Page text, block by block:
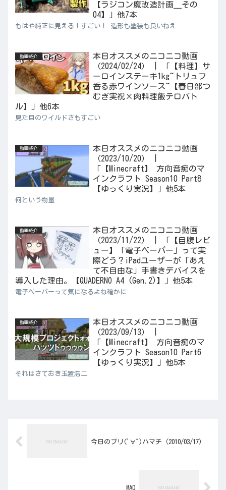
【ラジコン魔改造計画＿その
04】」他7本
もはや純正に見える！すごい！ 造形も塗装も良いねえ
動画紹介
本日オススメのニコニコ動画
（2024/02/24） | 「【料理】サ
ーロインステーキ1kg~トリュフ
香る赤ワインソース~【春日部つ
むぎ実祝×肉料理飯テロバト
ル】」他6本
見た目のワイルドさもすごい
動画紹介
本日オススメのニコニコ動画
（2023/10/20） |
「【Minecraft】 方向音痴のマ
インクラフト Season10 Part8
【ゆっくり実況】」他5本
何という物量
動画紹介
本日オススメのニコニコ動画
（2023/11/22） | 「【自腹レビ
ュー】「電子ペーパー」って実
際どう？iPadユーザーが「あえ
て不自由な」手書きデバイスを
導入した理由。【QUADERNO A4 (Gen.2)】」他5本
電子ペーパーって気になるよね確かに
動画紹介
本日オススメのニコニコ動画
（2023/09/13） |
「【Minecraft】 方向音痴のマ
インクラフト Season10 Part6
【ゆっくり実況】」他5本
それはさておき玉置浩二
今日のブリ(ﾟ∀ﾟ)ハマチ（2010/03/17）
MAD